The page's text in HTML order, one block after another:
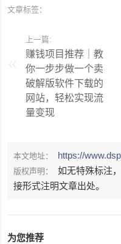
文章标签：
上一篇:
赚钱项目推荐｜教
你一步步做一个卖
破解版软件下载的
网站，轻松实现流
量变现
本文地址： https://
版权声明：
如无特殊标注
接形式注明文章出处。
为您推荐